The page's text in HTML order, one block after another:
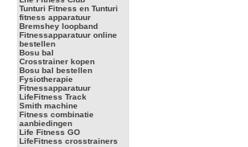
Tunturi Fitness en Tunturi
fitness apparatuur
Bremshey loopband
Fitnessapparatuur online
bestellen
Bosu bal
Crosstrainer kopen
Bosu bal bestellen
Fysiotherapie
Fitnessapparatuur
LifeFitness Track
Smith machine
Fitness combinatie
aanbiedingen
Life Fitness GO
LifeFitness crosstrainers